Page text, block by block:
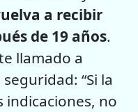
a recibir
de 19 años.
llamado a
“Si la
indicaciones, no